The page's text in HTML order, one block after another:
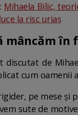
Mihaela Bilic,
la risc uriaș
mâncăm în
de
cum
pe mese și
sute de